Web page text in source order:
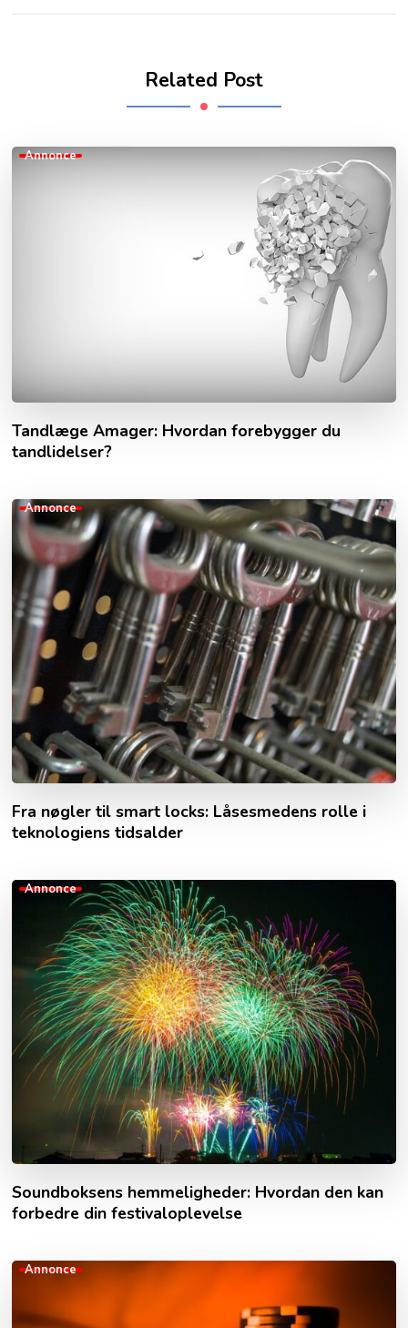
Related Post
Annonce
Tandlæge Amager: Hvordan forebygger du
tandlidelser?
Annonce
Fra nøgler til smart locks: Låsesmedens rolle i
teknologiens tidsalder
Annonce
Soundboksens hemmeligheder: Hvordan den kan
forbedre din festivaloplevelse
Annonce